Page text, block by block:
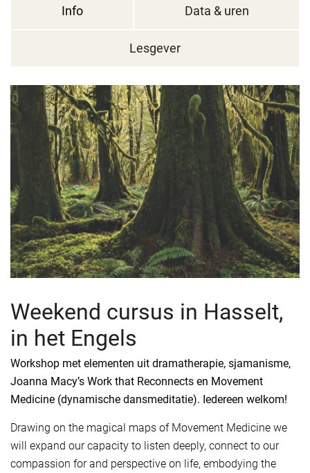
Info Data & uren
Lesgever
Weekend cursus in Hasselt,
in het Engels
Workshop met elementen uit dramatherapie, sjamanisme,
Joanna Macy’s Work that Reconnects en Movement
Medicine (dynamische dansmeditatie). Iedereen welkom!
Drawing on the magical maps of Movement Medicine we
will expand our capacity to listen deeply, connect to our
compassion for and perspective on life, embodying the